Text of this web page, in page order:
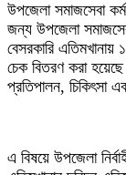
উপজেলা সমাজসেবা
জন্য উপজেলা
বেসরকারি
চেক বিতরণ করা
প্রতিপালন, চিকিৎসা
এ বিষয়ে উপজেলা